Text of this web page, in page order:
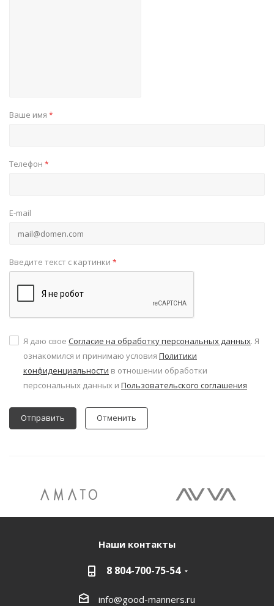
Ваше имя *
Телефон *
E-mail
Введите текст с картинки *
Я даю свое Согласие на обработку персональных данных. Я
ознакомился и принимаю условия Политики
конфиденциальности в отношении обработки
персональных данных и Пользовательского соглашения
Отменить
Наши контакты
8 804-700-75-54
info@good-manners.ru